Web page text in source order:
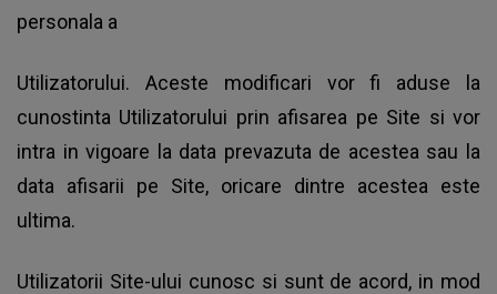
personala a
Utilizatorului. Aceste modificari vor fi aduse la
cunostinta Utilizatorului prin afisarea pe Site si vor
intra in vigoare la data prevazuta de acestea sau la
data afisarii pe Site, oricare dintre acestea este
ultima.
Utilizatorii Site-ului cunosc si sunt de acord, in mod